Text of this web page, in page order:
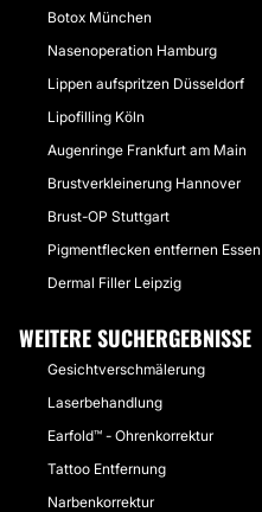
Botox München
Nasenoperation Hamburg
Lippen aufspritzen Düsseldorf
Lipofilling Köln
Augenringe Frankfurt am Main
Brustverkleinerung Hannover
Brust-OP Stuttgart
Pigmentflecken entfernen Essen
Dermal Filler Leipzig
WEITERE SUCHERGEBNISSE
Gesichtverschmälerung
Laserbehandlung
Earfold™ - Ohrenkorrektur
Tattoo Entfernung
Narbenkorrektur